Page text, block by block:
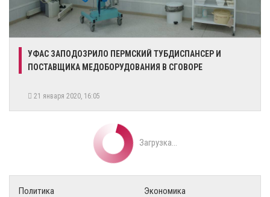
УФАС ЗАПОДОЗРИЛО ПЕРМСКИЙ ТУБДИСПАНСЕР И
ПОСТАВЩИКА МЕДОБОРУДОВАНИЯ В СГОВОРЕ
21 января 2020, 16:05
Загрузка...
Политика
Экономика